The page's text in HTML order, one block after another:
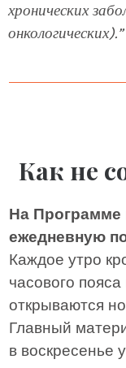
хронических
онкологических).”
Как не
На
ежедневную
Каждое утро
часового
открываются
Главный
в воскресенье